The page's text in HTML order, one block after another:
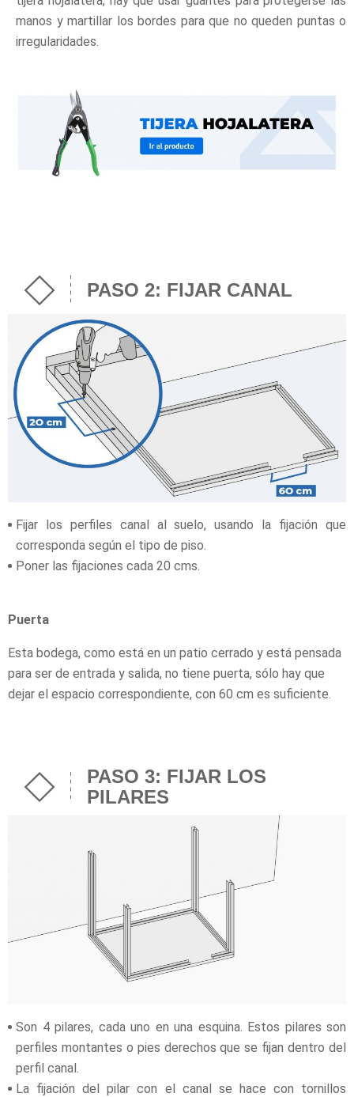
manos y martillar los bordes para que no queden puntas o
irregularidades.
PASO 2: FIJAR CANAL
Fijar los perfiles canal al suelo, usando la fijación que
corresponda según el tipo de piso.
Poner las fijaciones cada 20 cms.
Puerta
Esta bodega, como está en un patio cerrado y está pensada
para ser de entrada y salida, no tiene puerta, sólo hay que
dejar el espacio correspondiente, con 60 cm es suficiente.
PASO 3: FIJAR LOS
PILARES
Son 4 pilares, cada uno en una esquina. Estos pilares son
perfiles montantes o pies derechos que se fijan dentro del
perfil canal.
La fijación del pilar con el canal se hace con tornillos